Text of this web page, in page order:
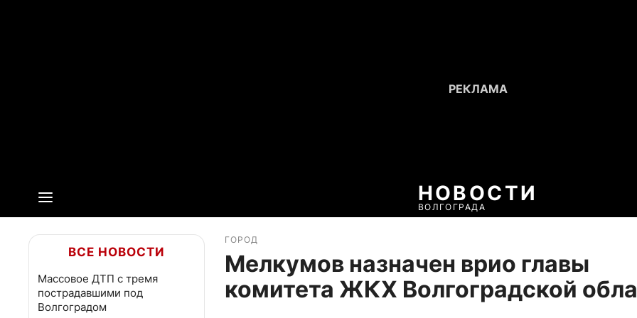
НОВОСТИ
ВОЛГОГРАДА
ВСЕ НОВОСТИ
Массовое ДТП с тремя
пострадавшими под
Волгоградом
ГОРОД
Мелкумов назначен врио главы
комитета ЖКХ Волгоградской